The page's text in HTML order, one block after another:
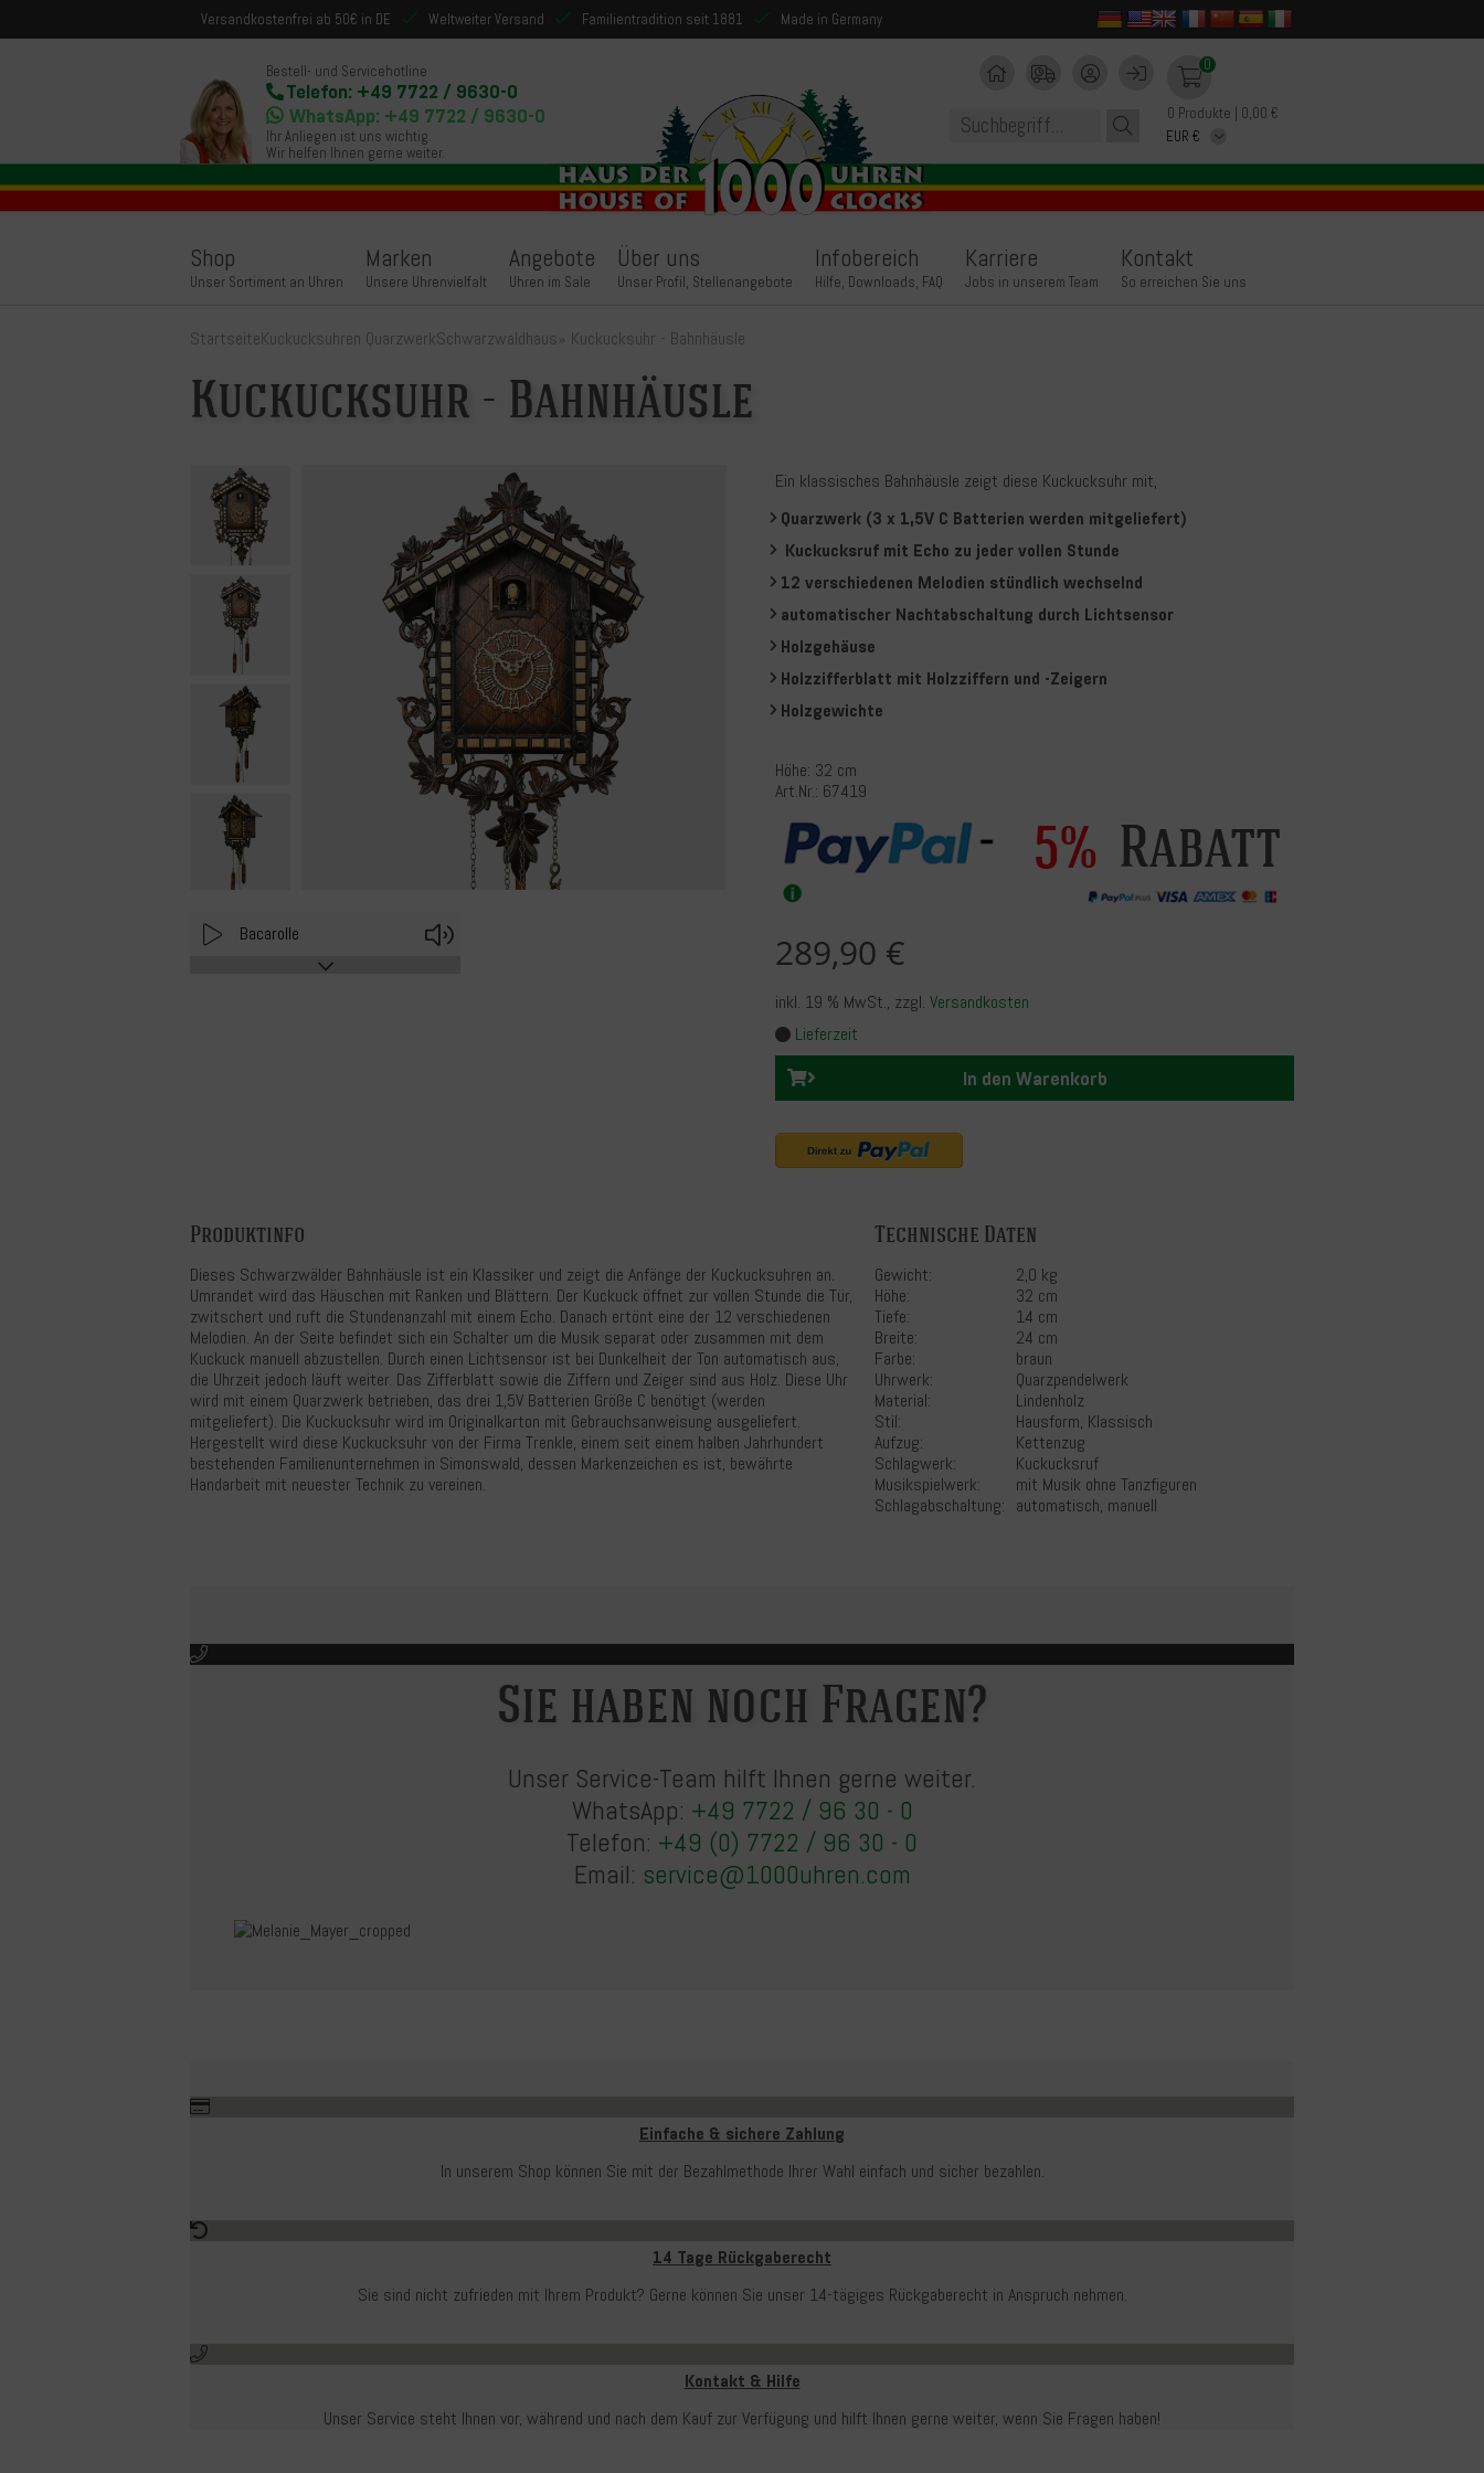
Versandkostenfrei ab 50€ in DE Weltweiter Versand Familientradition seit 1881 Made in Germany
Bestell- und Servicehotline
Telefon: +49 7722 / 9630-0
WhatsApp: +49 7722 / 9630-0
Ihr Anliegen ist uns wichtig.
Wir helfen Ihnen gerne weiter.
0
0 Produkte | 0,00 €
Shop
Unser Sortiment an Uhren
Marken
Unsere Uhrenvielfalt
Angebote
Uhren im Sale
Über uns
Unser Profil, Stellenangebote
Infobereich
Hilfe, Downloads, FAQ
Karriere
Jobs in unserem Team
Kontakt
So erreichen Sie uns
StartseiteKuckucksuhren QuarzwerkSchwarzwaldhaus» Kuckucksuhr - Bahnhäusle
Kuckucksuhr - Bahnhäusle
Bacarolle
Play
Ein klassisches Bahnhäusle zeigt diese Kuckucksuhr mit,
Quarzwerk (3 x 1,5V C Batterien werden mitgeliefert)
Kuckucksruf mit Echo zu jeder vollen Stunde
12 verschiedenen Melodien stündlich wechselnd
automatischer Nachtabschaltung durch Lichtsensor
Holzgehäuse
Holzzifferblatt mit Holzziffern und -Zeigern
Holzgewichte
Höhe: 32 cm
Art.Nr.: 67419
5% Rabatt
289,90 €
inkl. 19 % MwSt., zzgl. Versandkosten
Lieferzeit
In den Warenkorb
Produktinfo
Dieses Schwarzwälder Bahnhäusle ist ein Klassiker und zeigt die Anfänge der Kuckucksuhren an.
Umrandet wird das Häuschen mit Ranken und Blättern. Der Kuckuck öffnet zur vollen Stunde die Tür,
zwitschert und ruft die Stundenanzahl mit einem Echo. Danach ertönt eine der 12 verschiedenen
Melodien. An der Seite befindet sich ein Schalter um die Musik separat oder zusammen mit dem
Kuckuck manuell abzustellen. Durch einen Lichtsensor ist bei Dunkelheit der Ton automatisch aus,
die Uhrzeit jedoch läuft weiter. Das Zifferblatt sowie die Ziffern und Zeiger sind aus Holz. Diese Uhr
wird mit einem Quarzwerk betrieben, das drei 1,5V Batterien Größe C benötigt (werden
mitgeliefert). Die Kuckucksuhr wird im Originalkarton mit Gebrauchsanweisung ausgeliefert.
Hergestellt wird diese Kuckucksuhr von der Firma Trenkle, einem seit einem halben Jahrhundert
bestehenden Familienunternehmen in Simonswald, dessen Markenzeichen es ist, bewährte
Handarbeit mit neuester Technik zu vereinen.
Technische Daten
Gewicht:
2,0 kg
Höhe:
32 cm
Tiefe:
14 cm
Breite:
24 cm
Farbe:
braun
Uhrwerk:
Quarzpendelwerk
Material:
Lindenholz
Stil:
Hausform, Klassisch
Aufzug:
Kettenzug
Schlagwerk:
Kuckucksruf
Musikspielwerk:
mit Musik ohne Tanzfiguren
Schlagabschaltung:
automatisch, manuell
Sie haben noch Fragen?
Unser Service-Team hilft Ihnen gerne weiter.
WhatsApp: +49 7722 / 96 30 - 0
Telefon: +49 (0) 7722 / 96 30 - 0
Email: service@1000uhren.com
Einfache & sichere Zahlung
In unserem Shop können Sie mit der Bezahlmethode Ihrer Wahl einfach und sicher bezahlen.
14 Tage Rückgaberecht
Sie sind nicht zufrieden mit Ihrem Produkt? Gerne können Sie unser 14-tägiges Rückgaberecht in Anspruch nehmen.
Kontakt & Hilfe
Unser Service steht Ihnen vor, während und nach dem Kauf zur Verfügung und hilft Ihnen gerne weiter, wenn Sie Fragen haben!